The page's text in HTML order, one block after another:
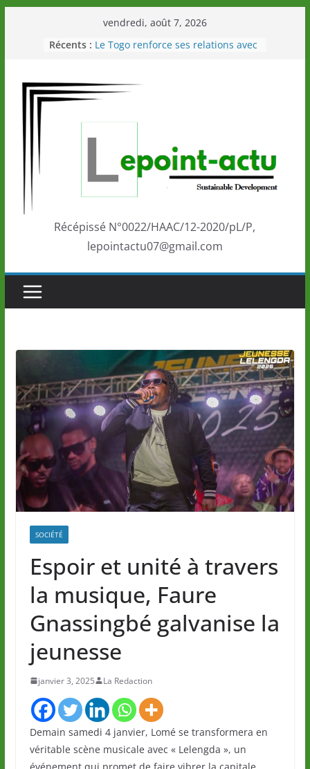
vendredi, août 7, 2026
Récents : Le Togo renforce ses relations avec
Éléphants en Côte d’Ivoire
LOTO DETENTE”, un nouveau tirage
marque de confiance au Togo sur
la scène internationale au-delà des
performances de ses athlètes
Togo: Que retenir de la politique
éducation et de l’ambition de
Récépissé N°0022/HAAC/12-2020/pL/P,
lepointactu07@gmail.com
SOCIÉTÉ
Espoir et unité à travers
la musique, Faure
Gnassingbé galvanise la
jeunesse
janvier 3, 2025 La Redaction
Demain samedi 4 janvier, Lomé se transformera en
véritable scène musicale avec « Lelengda », un
événement qui promet de faire vibrer la capitale.